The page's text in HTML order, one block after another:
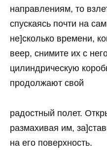
направлениям, то
спускаясь почти на
не]сколько времени,
веер, снимите их с
цилиндрическую
продолжают свой
радостный полет.
размахивая им,
на его поверхность.